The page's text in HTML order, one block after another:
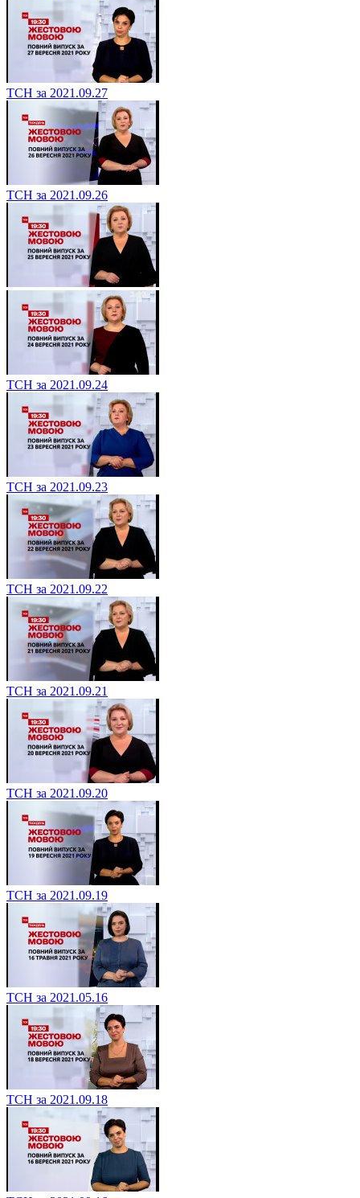
ТСН за 2021.09.27
ТСН за 2021.09.26
ТСН за 2021.09.24
ТСН за 2021.09.23
ТСН за 2021.09.22
ТСН за 2021.09.21
ТСН за 2021.09.20
ТСН за 2021.09.19
ТСН за 2021.05.16
ТСН за 2021.09.18